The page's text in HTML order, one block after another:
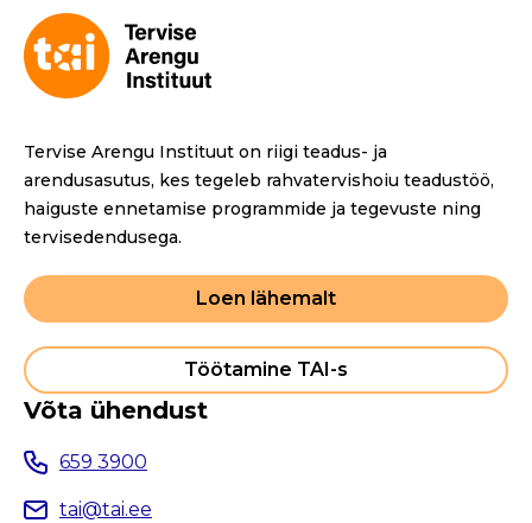
Tervise Arengu Instituut on riigi teadus- ja
arendusasutus, kes tegeleb rahvatervishoiu teadustöö,
haiguste ennetamise programmide ja tegevuste ning
tervisedendusega.
Loen lähemalt
Töötamine TAI-s
Võta ühendust
659 3900
tai@tai.ee